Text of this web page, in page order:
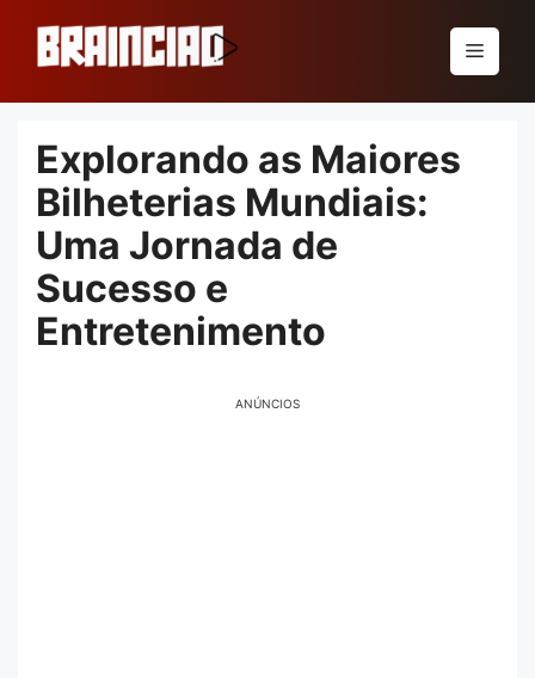
conteúdo
Menu
Explorando as Maiores
Bilheterias Mundiais:
Uma Jornada de
Sucesso e
Entretenimento
ANÚNCIOS